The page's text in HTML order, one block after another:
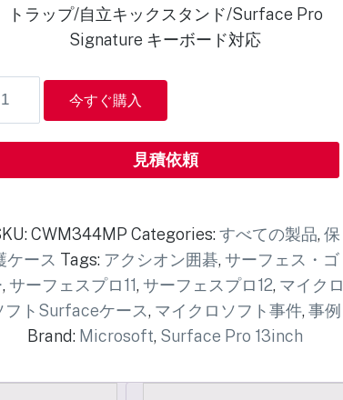
トラップ/自立キックスタンド/Surface Pro
Signature キーボード対応
今すぐ購入
見積依頼
CWM344MP Categories:すべての製品, 保
ケース Tags: アクシオン囲碁,サーフェス・ゴ
, サーフェスプロ11, サーフェスプロ12, マイクロ
フトSurfaceケース, マイクロソフト事件,事例
Brand: Microsoft, Surface Pro 13inch